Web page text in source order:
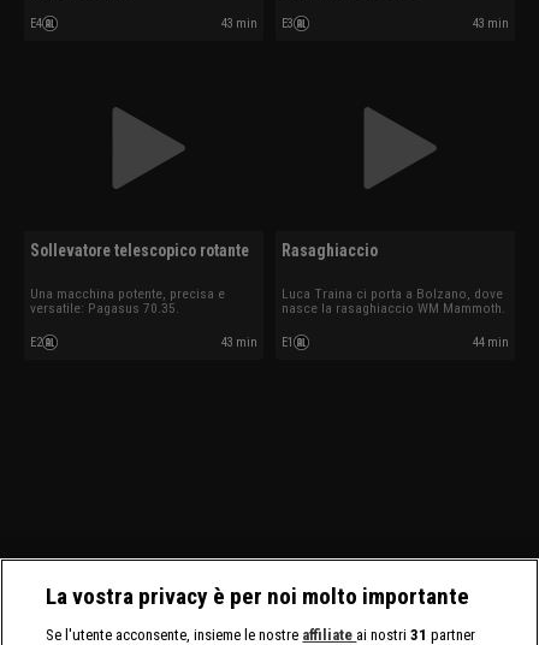
E4 43 min E3 43 min
Sollevatore telescopico rotante
Una macchina potente, precisa e
versatile: Pagasus 70.35.
E2 43 min
Rasaghiaccio
Luca Traina ci porta a Bolzano, dove
nasce la rasaghiaccio WM Mammoth.
E1 44 min
La vostra privacy è per noi molto importante
Se l'utente acconsente, insieme le nostre affiliate ai nostri31 partner